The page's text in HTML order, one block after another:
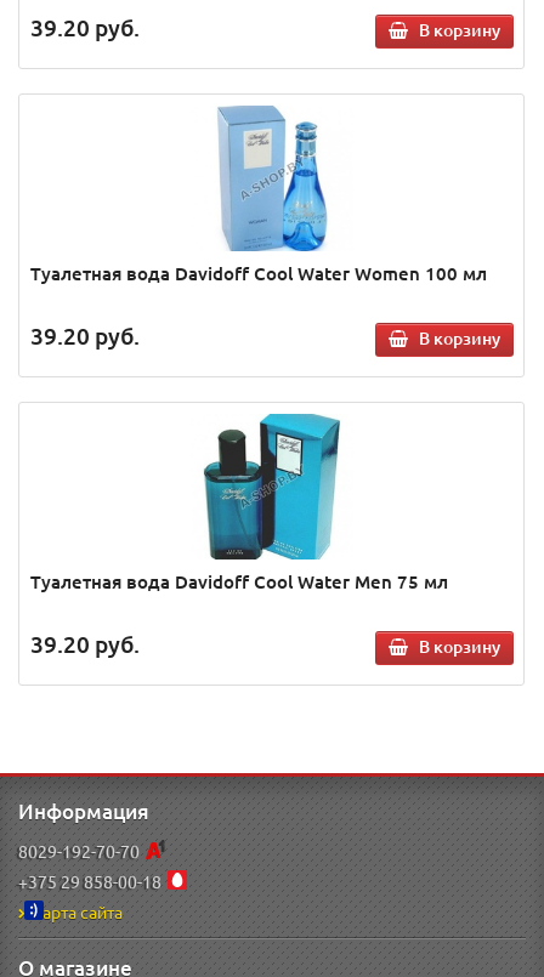
39.20 руб. В корзину
Туалетная вода Davidoff Cool Water Women 100 мл
39.20 руб. В корзину
Туалетная вода Davidoff Cool Water Men 75 мл
39.20 руб. В корзину
Информация
8029-192-70-70
+375 29 858-00-18
Карта сайта
О магазине